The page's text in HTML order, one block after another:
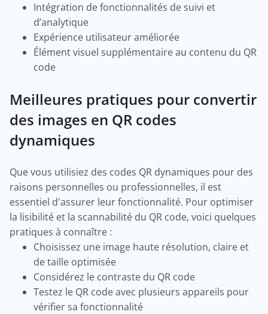
Intégration de fonctionnalités de suivi et
d’analytique
Expérience utilisateur améliorée
Élément visuel supplémentaire au contenu du QR
code
Meilleures pratiques pour convertir
des images en QR codes
dynamiques
Que vous utilisiez des codes QR dynamiques pour des
raisons personnelles ou professionnelles, il est
essentiel d'assurer leur fonctionnalité. Pour optimiser
la lisibilité et la scannabilité du QR code, voici quelques
pratiques à connaître :
Choisissez une image haute résolution, claire et
de taille optimisée
Considérez le contraste du QR code
Testez le QR code avec plusieurs appareils pour
vérifier sa fonctionnalité